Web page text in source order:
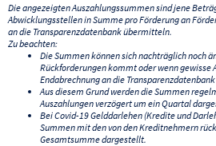
Die angezeigten Auszahlungssummen sind jene
Abwicklungsstellen in Summe pro Förderung an
an die Transparenzdatenbank übermitteln.
Zu beachten:
Die Summen können sich nachträglich noch
Rückforderungen kommt oder wenn gewisse
Endabrechnung an die
Aus diesem Grund werden die Summen
Auszahlungen verzögert um ein Quartal
Bei Covid-19 Gelddarlehen (Kredite und
Summen mit den von den Kreditnehmern
Gesamtsumme dargestellt.